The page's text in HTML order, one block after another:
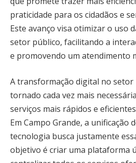
praticidade para os cidadãos e
Este avanço visa otimizar o uso
setor público, facilitando a
e promovendo um atendimento
A transformação digital no setor
tornado cada vez mais
serviços mais rápidos e
Em Campo Grande, a unificação
tecnologia busca justamente
objetivo é criar uma plataforma